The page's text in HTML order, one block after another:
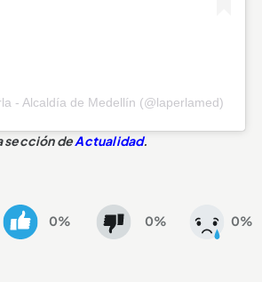
- Alcaldía de Medellín (@laperlamed)
sección deActualidad.
0% 0% 0%